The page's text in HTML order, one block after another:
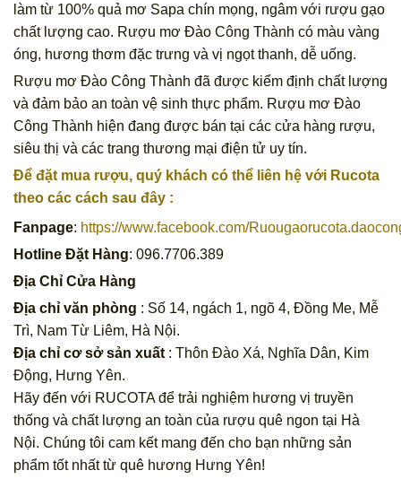
làm từ 100% quả mơ Sapa chín mọng, ngâm với rượu gạo
chất lượng cao. Rượu mơ Đào Công Thành có màu vàng
óng, hương thơm đặc trưng và vị ngọt thanh, dễ uống.
Rượu mơ Đào Công Thành đã được kiểm định chất lượng
và đảm bảo an toàn vệ sinh thực phẩm. Rượu mơ Đào
Công Thành hiện đang được bán tại các cửa hàng rượu,
siêu thị và các trang thương mại điện tử uy tín.
Để đặt mua rượu, quý khách có thể liên hệ với Rucota
theo các cách sau đây :
Fanpage: https://www.facebook.com/
Hotline Đặt Hàng: 096.7706.389
Địa Chỉ Cửa Hàng
Địa chỉ văn phòng : Số 14, ngách 1, ngõ 4, Đồng Me, Mễ
Trì, Nam Từ Liêm, Hà Nội.
Địa chỉ cơ sở sản xuất : Thôn Đào Xá, Nghĩa Dân, Kim
Động, Hưng Yên.
Hãy đến với RUCOTA để trải nghiệm hương vị truyền
thống và chất lượng an toàn của rượu quê ngon tại Hà
Nội. Chúng tôi cam kết mang đến cho bạn những sản
phẩm tốt nhất từ quê hương Hưng Yên!